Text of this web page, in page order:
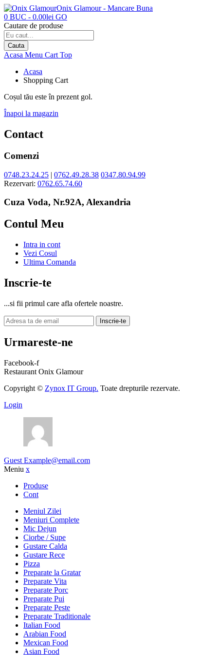
Onix Glamour - Mancare Buna
0 BUC - 0.00lei GO
Cautare de produse
Cauta
Acasa Menu Cart Top
Acasa
Shopping Cart
Coșul tău este în prezent gol.
Înapoi la magazin
Contact
Comenzi
0748.23.24.25 | 0762.49.28.38 0347.80.94.99
Rezervari: 0762.65.74.60
Cuza Voda, Nr.92A, Alexandria
Contul Meu
Intra in cont
Vezi Cosul
Ultima Comanda
Inscrie-te
...si fii primul care afla ofertele noastre.
Inscrie-te
Urmareste-ne
Facebook-f
Restaurant Onix Glamour
Copyright © Zynox IT Group. Toate drepturile rezervate.
Login
Guest Example@email.com
Meniu x
Produse
Cont
Meniul Zilei
Meniuri Complete
Mic Dejun
Ciorbe / Supe
Gustare Calda
Gustare Rece
Pizza
Preparate la Gratar
Preparate Vita
Preparate Porc
Preparate Pui
Preparate Peste
Preparate Traditionale
Italian Food
Arabian Food
Mexican Food
Asian Food